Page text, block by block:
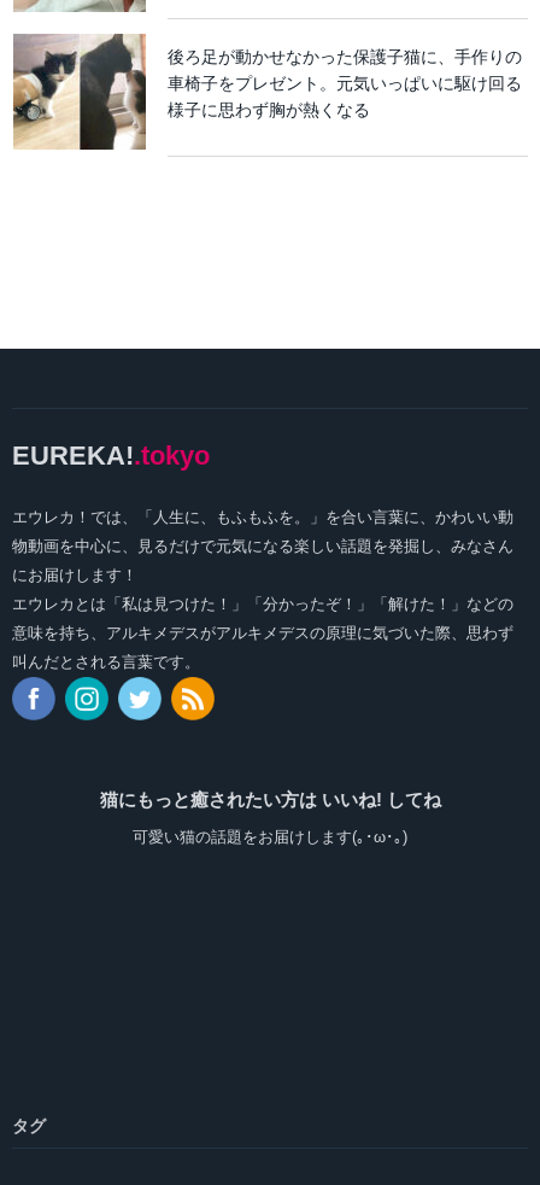
後ろ足が動かせなかった保護子猫に、手作りの
車椅子をプレゼント。元気いっぱいに駆け回る
様子に思わず胸が熱くなる
EUREKA!.tokyo
エウレカ！では、「人生に、もふもふを。」を合い言葉に、かわいい動
物動画を中心に、見るだけで元気になる楽しい話題を発掘し、みなさん
にお届けします！
エウレカとは「私は見つけた！」「分かったぞ！」「解けた！」などの
意味を持ち、アルキメデスがアルキメデスの原理に気づいた際、思わず
叫んだとされる言葉です。
猫にもっと癒されたい方は いいね! してね
可愛い猫の話題をお届けします(｡･ω･｡)
タグ